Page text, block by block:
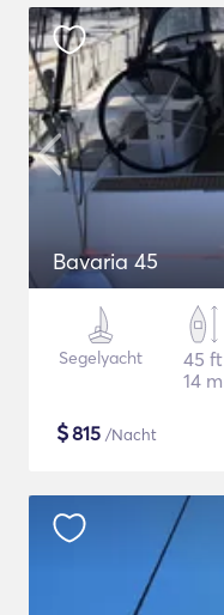
Bavaria 45
Segelyacht
45 ft
14 m
$815 /Nacht